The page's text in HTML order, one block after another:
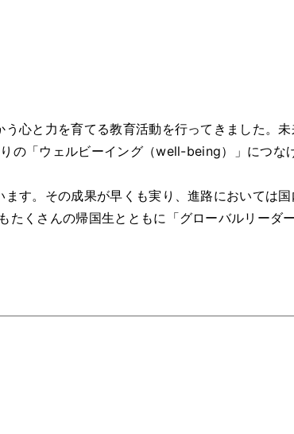
心と力を育てる教育活動を行ってきました。
の「ウェルビーイング（well-being）」につな
す。その成果が早くも実り、進路においては
くさんの帰国生とともに「グローバルリーダ